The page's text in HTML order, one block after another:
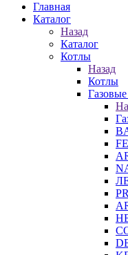
Главная
Каталог
Назад
Каталог
Котлы
Назад
Котлы